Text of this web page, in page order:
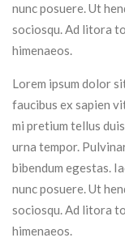
nunc posuere. Ut
sociosqu. Ad litora
himenaeos.
Lorem ipsum dolor
faucibus ex sapien
mi pretium tellus
urna tempor.
bibendum egestas.
nunc posuere. Ut
sociosqu. Ad litora
himenaeos.